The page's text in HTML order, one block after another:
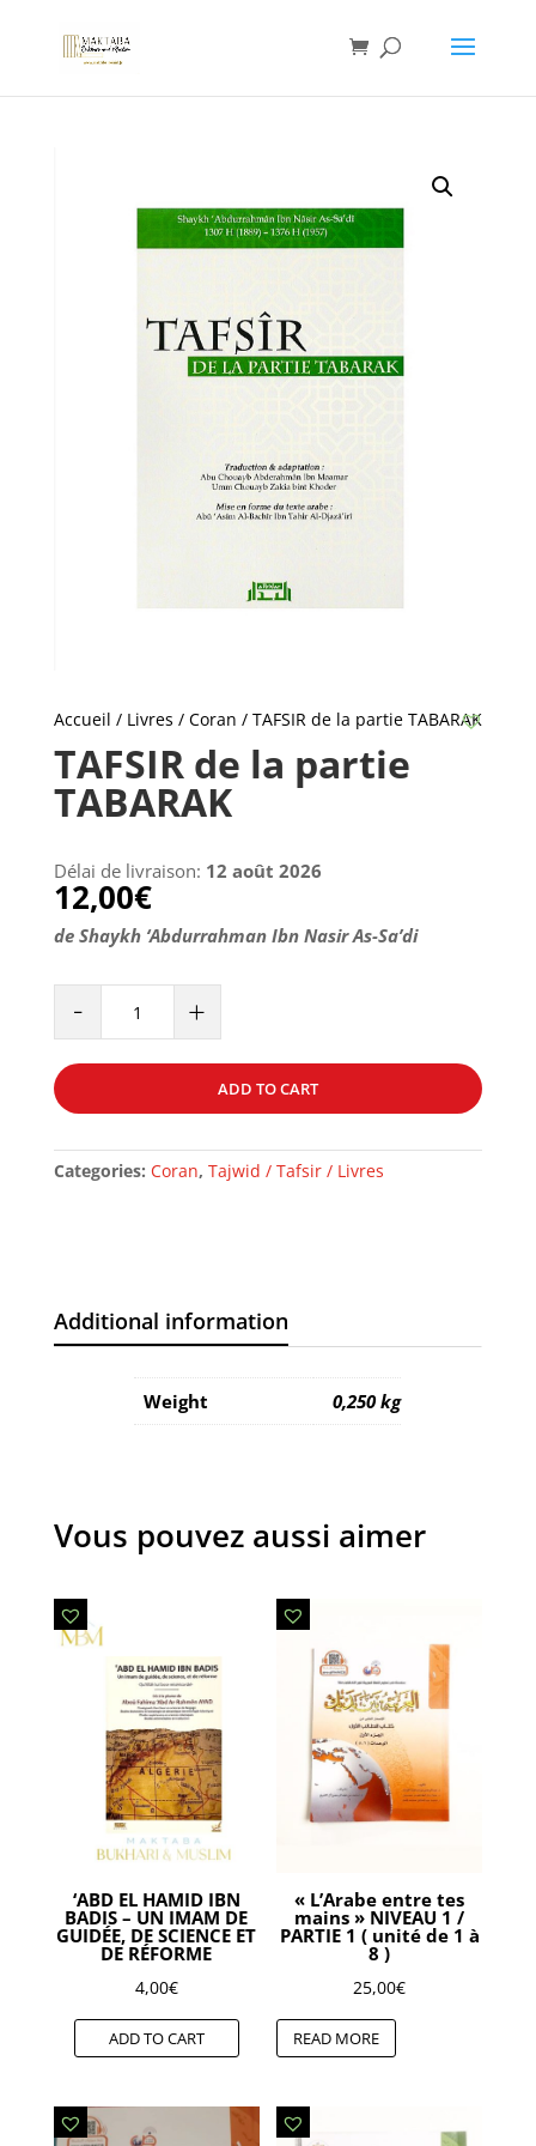
Accueil / Livres / Coran / TAFSIR de la partie TABARAK
TAFSIR de la partie
TABARAK
Délai de livraison: 12 août 2026
12,00€
de Shaykh ‘Abdurrahman Ibn Nasir As-Sa’di
-
partie
TABARAK
+
ADD TO CART
Categories: Coran, Tajwid / Tafsir / Livres
Additional information
Weight 0,250 kg
Vous pouvez aussi aimer
‘ABD EL HAMID IBN
BADIS – UN IMAM DE
GUIDÉE, DE SCIENCE ET
DE RÉFORME
4,00€
ADD TO CART
« L’Arabe entre tes
mains » NIVEAU 1 /
PARTIE 1 ( unité de 1 à
8 )
25,00€
READ MORE